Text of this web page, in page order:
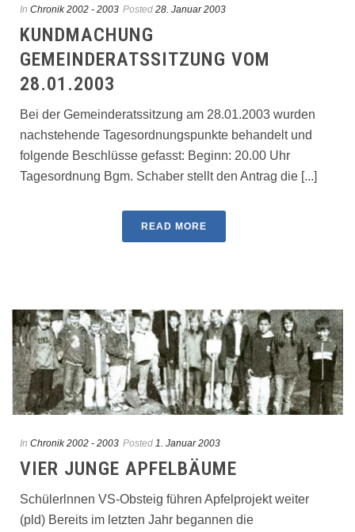
In Chronik 2002 - 2003 Posted 28. Januar 2003
KUNDMACHUNG
GEMEINDERATSSITZUNG VOM
28.01.2003
Bei der Gemeinderatssitzung am 28.01.2003 wurden
nachstehende Tagesordnungspunkte behandelt und
folgende Beschlüsse gefasst: Beginn: 20.00 Uhr
Tagesordnung Bgm. Schaber stellt den Antrag die [...]
READ MORE
In Chronik 2002 - 2003 Posted 1. Januar 2003
VIER JUNGE APFELBÄUME
Schülerlnnen VS-Obsteig führen Apfelprojekt weiter
(pld) Bereits im letzten Jahr begannen die